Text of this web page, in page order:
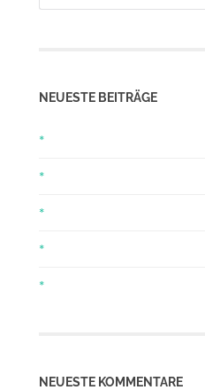
NEUESTE BEITRÄGE
*
*
*
*
*
NEUESTE KOMMENTARE